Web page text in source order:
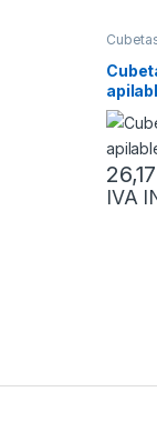
IVA
Este